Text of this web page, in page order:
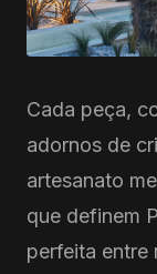
Cada peça,
adornos de
artesanato
que definem
perfeita entre